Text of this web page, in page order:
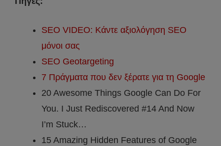
SEO VIDEO: Κάντε αξιολόγηση SEO
μόνοι σας
SEO Geotargeting
7 Πράγματα που δεν ξέρατε για τη Google
20 Awesome Things Google Can Do For
You. I Just Rediscovered #14 And Now
I’m Stuck…
15 Amazing Hidden Features of Google